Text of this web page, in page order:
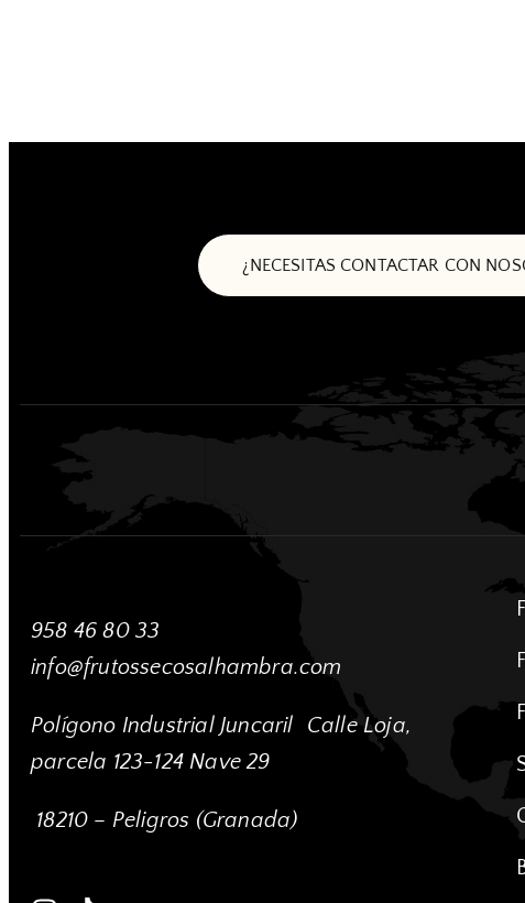
¿NECESITAS CONTACTAR CON
958 46 80 33
info@frutossecosalhambra.com
Polígono Industrial Juncaril Calle Loja,
parcela 123-124 Nave 29
18210 – Peligros (Granada)